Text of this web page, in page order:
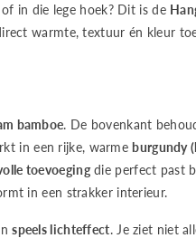
in die lege hoek? Dit is de
warmte, textuur én kleur
bamboe. De bovenkant
in een rijke, warmeburgundy
toevoegingdie perfect past
in een strakker interieur.
speels lichteffect. Je ziet niet